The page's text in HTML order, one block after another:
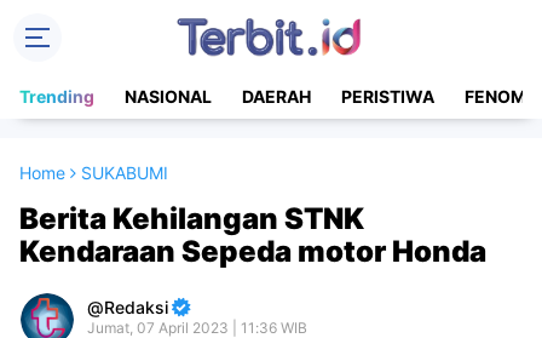
Trending NASIONAL DAERAH PERISTIWA
Home SUKABUMI
Berita Kehilangan STNK
Kendaraan Sepeda motor Honda
Redaksi
Jumat, 07 April 2023 | 11:36 WIB